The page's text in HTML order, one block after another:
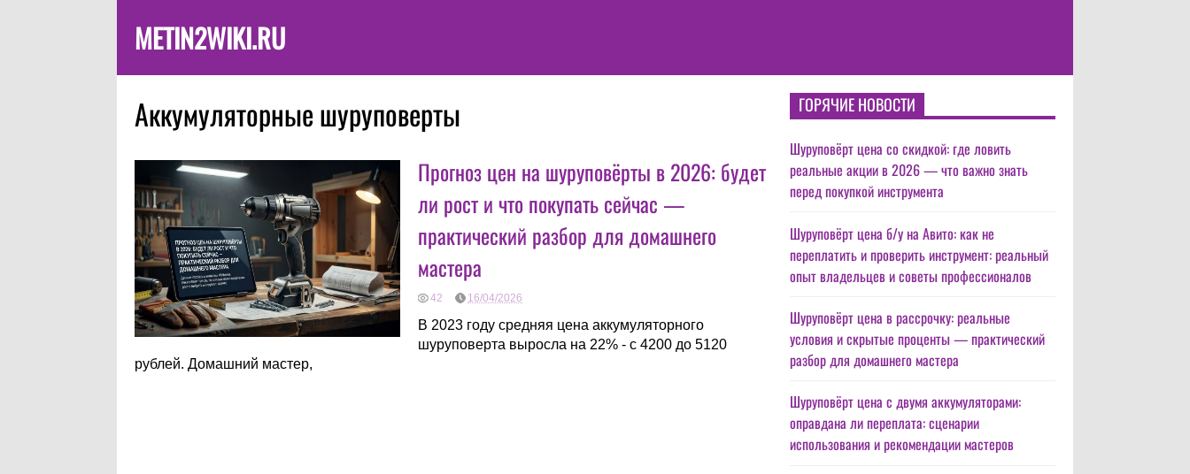
METIN2WIKI.RU
Аккумуляторные шуруповерты
Прогноз цен на шуруповёрты в 2026: будет
ли рост и что покупать сейчас —
практический разбор для домашнего
мастера
42 16/04/2026
В 2023 году средняя цена аккумуляторного
шуруповерта выросла на 22% - с 4200 до 5120
рублей. Домашний мастер,
ГОРЯЧИЕ НОВОСТИ
Шуруповёрт цена со скидкой: где ловить
реальные акции в 2026 — что важно знать
перед покупкой инструмента
Шуруповёрт цена б/у на Авито: как не
переплатить и проверить инструмент: реальный
опыт владельцев и советы профессионалов
Шуруповёрт цена в рассрочку: реальные
условия и скрытые проценты — практический
разбор для домашнего мастера
Шуруповёрт цена с двумя аккумуляторами:
оправдана ли переплата: сценарии
использования и рекомендации мастеров